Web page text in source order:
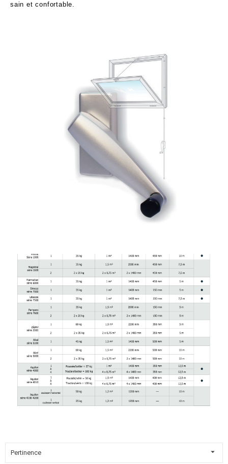
sain et confortable.
FERME-IMPOSTES - Découvrir tous les
types d'ouverture et de fermeture
Pertinence 